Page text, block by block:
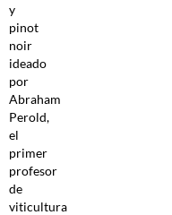
y
pinot
noir
ideado
por
Abraham
Perold,
el
primer
profesor
de
viticultura